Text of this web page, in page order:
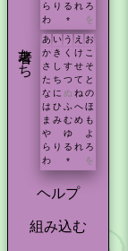
ら り る れ ろ
わ
* を
著者たち あ い う え お
か き く け こ
さ
し す せ そ
た ち つ て と
な に ぬ ね の
は ひ ふ へ ほ
ま み む め も
や
ゆ
よ
ら り る れ ろ
わ
* を
ヘルプ
組み込む